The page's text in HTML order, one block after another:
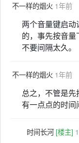
不一样的烟火 1年前
两个音量键启
的，事先按音
不要间隔太久。
不一样的烟火 1年前
总之，不管是
有一点点的时间
时间长河 [楼主]